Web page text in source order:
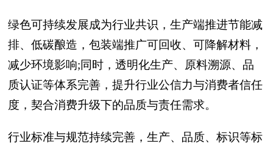
绿色可持续发展成为行业共识，生产端推进节能减
排、低碳酿造，包装端推广可回收、可降解材料，
减少环境影响;同时，透明化生产、原料溯源、品
质认证等体系完善，提升行业公信力与消费者信任
度，契合消费升级下的品质与责任需求。
行业标准与规范持续完善，生产、品质、标识等标